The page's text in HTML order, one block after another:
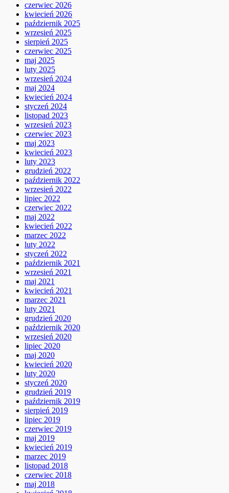
czerwiec 2026
kwiecień 2026
październik 2025
wrzesień 2025
sierpień 2025
czerwiec 2025
maj 2025
luty 2025
wrzesień 2024
maj 2024
kwiecień 2024
styczeń 2024
listopad 2023
wrzesień 2023
czerwiec 2023
maj 2023
kwiecień 2023
luty 2023
grudzień 2022
październik 2022
wrzesień 2022
lipiec 2022
czerwiec 2022
maj 2022
kwiecień 2022
marzec 2022
luty 2022
styczeń 2022
październik 2021
wrzesień 2021
maj 2021
kwiecień 2021
marzec 2021
luty 2021
grudzień 2020
październik 2020
wrzesień 2020
lipiec 2020
maj 2020
kwiecień 2020
luty 2020
styczeń 2020
grudzień 2019
październik 2019
sierpień 2019
lipiec 2019
czerwiec 2019
maj 2019
kwiecień 2019
marzec 2019
listopad 2018
czerwiec 2018
maj 2018